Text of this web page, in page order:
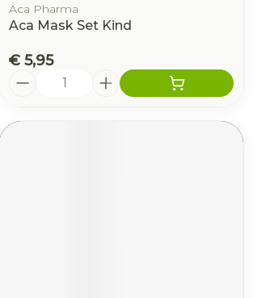
Aca Pharma
Aca Mask Set Kind
€ 5,95